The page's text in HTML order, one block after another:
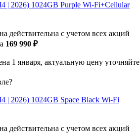
| 2026) 1024GB Purple Wi-Fi+Cellular
действительна с учетом всех акций
169 990 ₽
1 января, актуальную цену уточняйте
| 2026) 1024GB Space Black Wi-Fi
действительна с учетом всех акций